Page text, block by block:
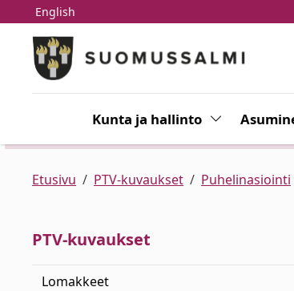
Siirry pääsisältöön
Siirry päävalikkoon
English
Kunta ja hallinto Vaihda
Etusivu PTV-kuvaukset Puhelinasiointi
PTV-kuvaukset
Lomakkeet